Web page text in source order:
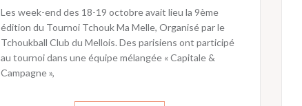
Les week-end des 18-19 octobre avait lieu la 9ème
édition du Tournoi Tchouk Ma Melle, Organisé par le
Tchoukball Club du Mellois. Des parisiens ont participé
au tournoi dans une équipe mélangée « Capitale &
Campagne »,